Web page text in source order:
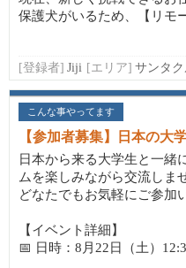
保護犬がいるため、【リモ
[登録者] Jiji [エリア] サンタ
こんな事やってます
【参加者募集】日本の大
日本から来る大学生と一緒
ムを楽しみながら交流しま
どなたでもお気軽にご参加
【イベント詳細】
📅 日時：8月22日（土）